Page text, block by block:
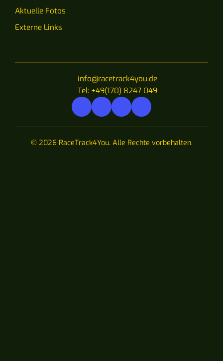
Aktuelle Fotos
Externe Links
info@racetrack4you.de
Tel: +49(170) 8247 049
© 2026 RaceTrack4You. Alle Rechte vorbehalten.